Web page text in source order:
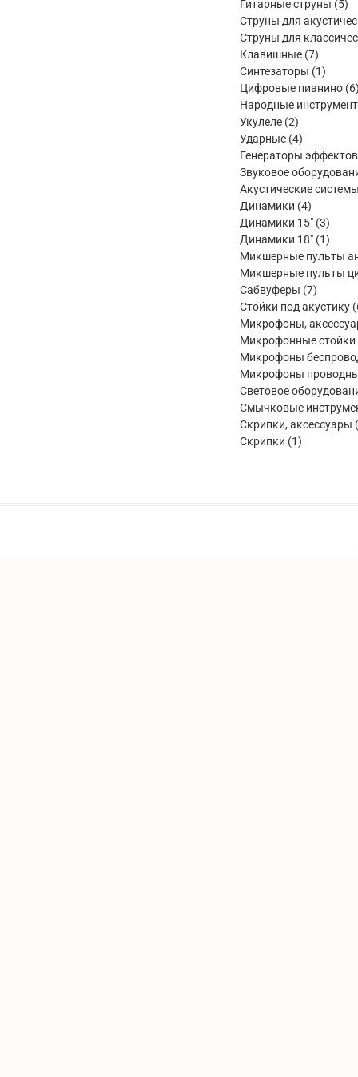
товара
Гитарные струны 55
Струны для
Струны для
Клавишные 77
товаров
Синтезаторы 11
товар
Цифровые пианино 6
Народные
Укулеле 22
товара
Ударные 44
товара
Генераторы эффектов
Звуковое
Акустические
Динамики 44
товара
Динамики 15" 33
Динамики 18" 11
товар
Микшерные пульты
Микшерные пульты
Сабвуферы 77
товаров
Стойки под акустику
Микрофоны,
Микрофонные стойки
Микрофоны
Микрофоны
Световое
Смычковые
Скрипки, аксессуары
Скрипки
11